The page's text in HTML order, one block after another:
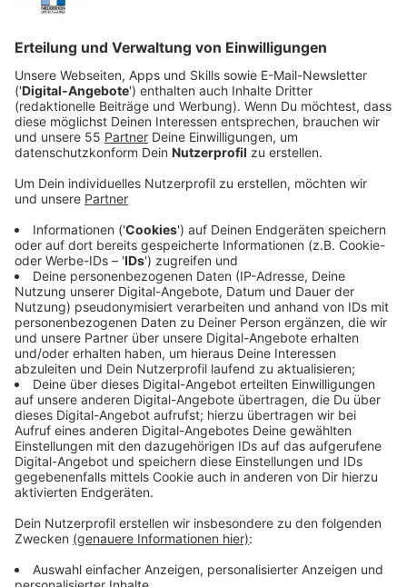
Anzeige
Ihre Eltern sind am Boden zerstört und die Polizei
findet keine brauchbaren Hinweise.
Nachwuchsjournalistin Miren (Milena Smit) beginnt,
über den Fall zu berichten. Parallel zu ihren
Recherchen stellt sie selber Nachforschungen an und
konfrontiert sich dabei mit ihrer eigenen
Vergangenheit. Deshalb vertraut sie auch der Polizei
nicht und stellt unbequeme Fragen. Doch die kleine
Amaya bleibt verschwunden und ihre Eltern verlieren
immer mehr die Hoffnung, dass ihre Tochter noch am
Leben ist. Einzig Miren glaubt fest daran und sucht
weiter nach Beweisen.
Streaming-Dienst: Netflix
Anzeige